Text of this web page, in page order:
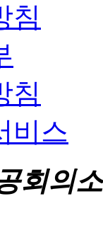
침
침
비스
회의소